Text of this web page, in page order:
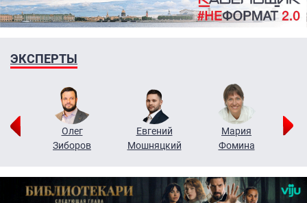
ЭКСПЕРТЫ
Олег
Зиборов
Евгений
Мошняцкий
Мария
Фомина